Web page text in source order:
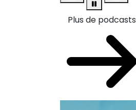
Plus de podcasts